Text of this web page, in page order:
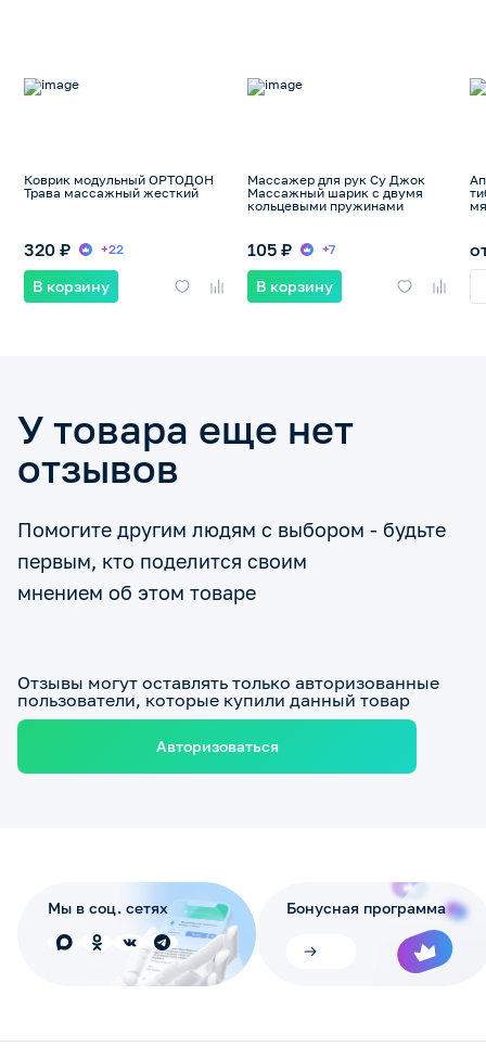
Коврик модульный ОРТОДОН
Трава массажный жесткий
320 ₽ +22
В корзину
Массажер для рук Су Джок
Массажный шарик с двумя
кольцевыми пружинами
105 ₽ +7
В корзину
У товара еще нет
отзывов
Помогите другим людям с выбором - будьте
первым, кто поделится своим
мнением об этом товаре
Отзывы могут оставлять только авторизованные
пользователи, которые купили данный товар
Авторизоваться
Мы в соц. сетях Бонусная программа